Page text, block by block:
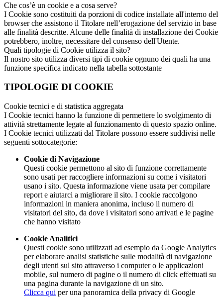
Che cos’è un cookie e a cosa serve?
I Cookie sono costituiti da porzioni di codice installate all'interno del
browser che assistono il Titolare nell’erogazione del servizio in base
alle finalità descritte. Alcune delle finalità di installazione dei Cookie
potrebbero, inoltre, necessitare del consenso dell'Utente.
Quali tipologie di Cookie utilizza il sito?
Il nostro sito utilizza diversi tipi di cookie ognuno dei quali ha una
funzione specifica indicato nella tabella sottostante
TIPOLOGIE DI COOKIE
Cookie tecnici e di statistica aggregata
I Cookie tecnici hanno la funzione di permettere lo svolgimento di
attività strettamente legate al funzionamento di questo spazio online.
I Cookie tecnici utilizzati dal Titolare possono essere suddivisi nelle
seguenti sottocategorie:
Cookie di Navigazione
Questi cookie permettono al sito di funzione correttamente
sono usati per raccogliere informazioni su come i visitatori
usano i sito. Questa informazione viene usata per compilare
report e aiutarci a migliorare il sito. I cookie raccolgono
informazioni in maniera anonima, incluso il numero di
visitatori del sito, da dove i visitatori sono arrivati e le pagine
che hanno visitato
Cookie Analitici
Questi cookie sono utilizzati ad esempio da Google Analytics
per elaborare analisi statistiche sulle modalità di navigazione
degli utenti sul sito attraverso i computer o le applicazioni
mobile, sul numero di pagine o il numero di click effettuati su
una pagina durante la navigazione di un sito.
Clicca qui per una panoramica della privacy di Google